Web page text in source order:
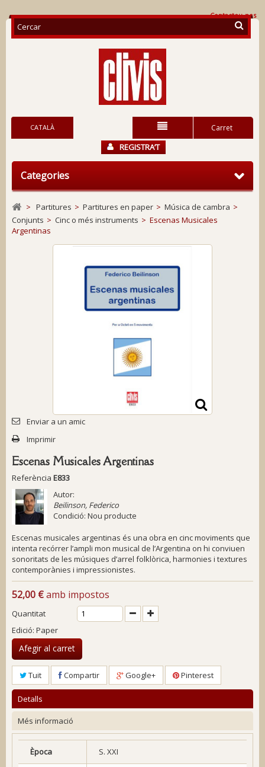
Contacteu-nos
Carret
CATALÀ
REGISTRA’T
Categories
> Partitures > Partitures en paper > Música de cambra >
Conjunts > Cinc o més instruments > Escenas Musicales
Argentinas
Enviar a un amic
Imprimir
Escenas Musicales Argentinas
Referència E833
Autor:
Beilinson, Federico
Condició: Nou producte
Escenas musicales argentinas és una obra en cinc moviments que
intenta recórrer l’ampli mon musical de l’Argentina on hi conviuen
sonoritats de les músiques d’arrel folklòrica, harmonies i textures
contemporànies i impressionistes.
52,00 €amb impostos
Quantitat
Edició: Paper
Afegir al carret
Tuit Compartir Google+ Pinterest
Detalls
Més informació
Època S. XXI